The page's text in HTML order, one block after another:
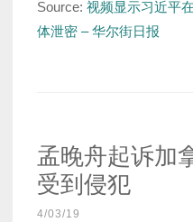
Source: 视频显示习近平
体泄密 – 华尔街日报
孟晚舟起诉加
受到侵犯
4/03/19